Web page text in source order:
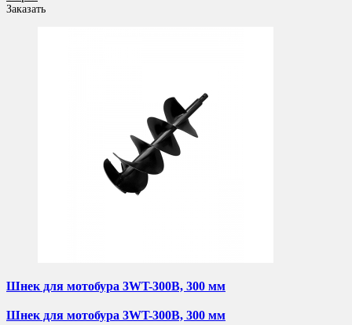
Заказать
Шнек для мотобура 3WT-300B, 300 мм
Шнек для мотобура 3WT-300B, 300 мм